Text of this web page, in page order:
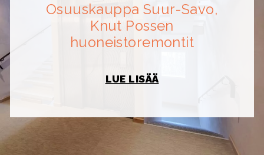
Osuuskauppa Suur-Savo,
Knut Possen
huoneistoremontit
LUE LISÄÄ